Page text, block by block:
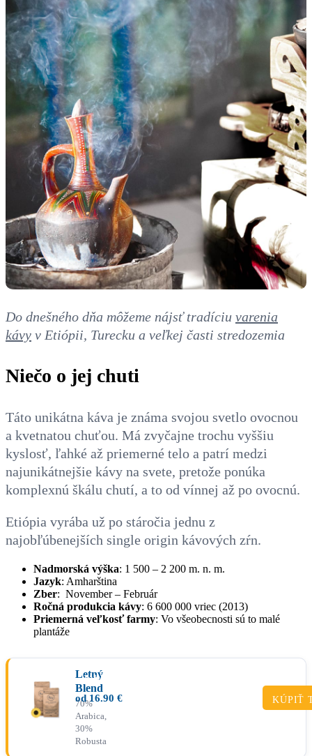
Do dnešného dňa môžeme nájsť tradíciu varenia
kávy v Etiópii, Turecku a veľkej časti stredozemia
Niečo o jej chuti
Táto unikátna káva je známa svojou svetlo ovocnou
a kvetnatou chuťou. Má zvyčajne trochu vyššiu
kyslosť, ľahké až priemerné telo a patrí medzi
najunikátnejšie kávy na svete, pretože ponúka
komplexnú škálu chutí, a to od vínnej až po ovocnú.
Etiópia vyrába už po stáročia jednu z
najobľúbenejších single origin kávových zŕn.
Nadmorská výška: 1 500 – 2 200 m. n. m.
Jazyk: Amharština
Zber: November – Február
Ročná produkcia kávy: 6 600 000 vriec (2013)
Priemerná veľkosť farmy: Vo všeobecnosti sú to malé
plantáže
Letný
Blend
70%
Arabica,
30%
Robusta
ZÁKLADNÁ
od16.90 € KÚPIŤ